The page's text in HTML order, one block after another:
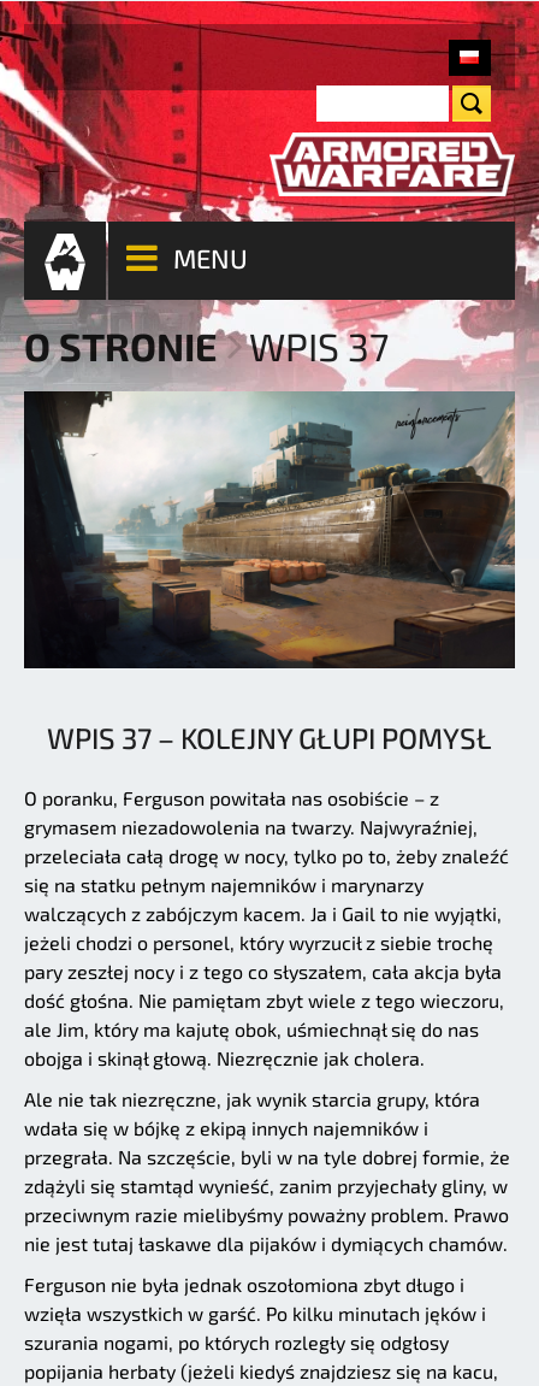
MENU
O STRONIE WPIS 37
WPIS 37 – KOLEJNY GŁUPI POMYSŁ
O poranku, Ferguson powitała nas osobiście – z
grymasem niezadowolenia na twarzy. Najwyraźniej,
przeleciała całą drogę w nocy, tylko po to, żeby znaleźć
się na statku pełnym najemników i marynarzy
walczących z zabójczym kacem. Ja i Gail to nie wyjątki,
jeżeli chodzi o personel, który wyrzucił z siebie trochę
pary zeszłej nocy i z tego co słyszałem, cała akcja była
dość głośna. Nie pamiętam zbyt wiele z tego wieczoru,
ale Jim, który ma kajutę obok, uśmiechnął się do nas
obojga i skinął głową. Niezręcznie jak cholera.
Ale nie tak niezręczne, jak wynik starcia grupy, która
wdała się w bójkę z ekipą innych najemników i
przegrała. Na szczęście, byli w na tyle dobrej formie, że
zdążyli się stamtąd wynieść, zanim przyjechały gliny, w
przeciwnym razie mielibyśmy poważny problem. Prawo
nie jest tutaj łaskawe dla pijaków i dymiących chamów.
Ferguson nie była jednak oszołomiona zbyt długo i
wzięła wszystkich w garść. Po kilku minutach jęków i
szurania nogami, po których rozległy się odgłosy
popijania herbaty (jeżeli kiedyś znajdziesz się na kacu,